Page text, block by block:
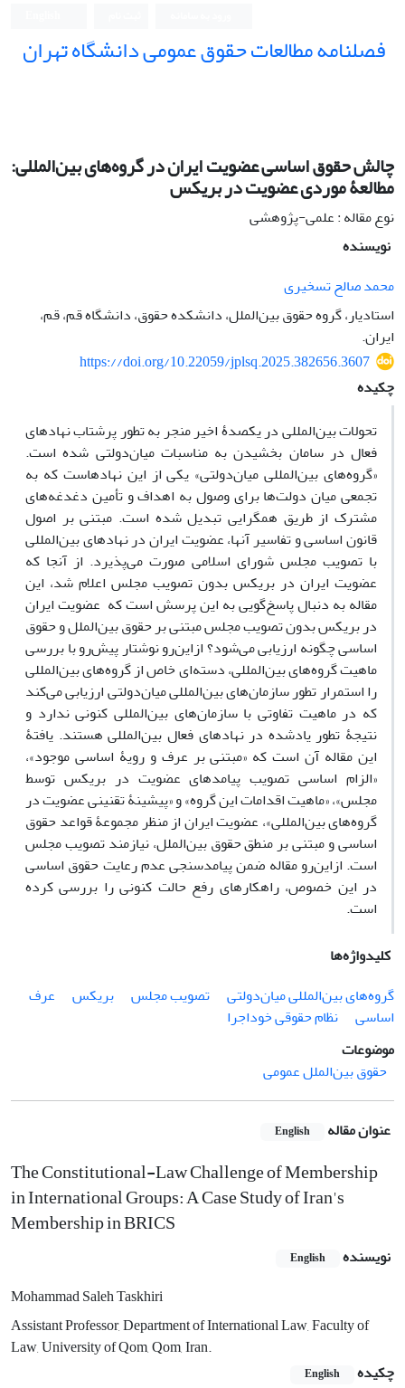
فصلنامه مطالعات حقوق عمومی دانشگاه تهران
چالش حقوق‌ اساسی عضویت ایران در گروه‌های بین‌المللی:
مطالعۀ موردی عضویت در بریکس
نوع مقاله : علمی-پژوهشی
نویسنده
محمد صالح تسخیری
استادیار، گروه حقوق بین‌الملل، دانشکده حقوق، دانشگاه قم، قم،
ایران.
https://doi.org/10.22059/jplsq.2025.382656.3607
چکیده
تحولات بین‌المللی در یکصدۀ اخیر منجر به تطور پرشتاب نهادهای
فعال در سامان بخشیدن به مناسبات میان‌دولتی شده است.
«گروه‌های بین‌المللی میان‌دولتی» یکی از این نهادهاست که به
تجمعی میان‌ دولت‌ها برای وصول به اهداف و تأمین دغدغه‌های
مشترک از طریق همگرایی تبدیل شده است. مبتنی بر اصول
قانون اساسی و تفاسیر آنها، عضویت ایران در نهادهای بین‌المللی
با تصویب مجلس شورای اسلامی صورت می‌پذیرد. از آنجا که
عضویت ایران در بریکس بدون تصویب مجلس اعلام شد، این
مقاله به دنبال پاسخ‌گویی به این پرسش است که عضویت ایران
در بریکس بدون تصویب مجلس مبتنی بر حقوق بین‌الملل و حقوق
اساسی چگونه ارزیابی می‌شود؟ ازاین‌رو نوشتار پیش‌رو با بررسی
ماهیت گروه‌های بین‌‌المللی، دسته‌ای خاص از گروه‌های بین‌المللی
را استمرار تطور سازمان‌های بین‌المللی میان‌دولتی ارزیابی می‌کند
که در ماهیت تفاوتی با سازمان‌های بین‌المللی کنونی ندارد و
نتیجۀ تطور یادشده در نهادهای فعال بین‌‌المللی هستند. یافتۀ
این مقاله آن است که «مبتنی بر عرف و رویۀ اساسی موجود»،
«الزام اساسی تصویب پیامدهای عضویت در بریکس توسط
مجلس»، «ماهیت اقدامات این گروه» و «پیشینۀ تقنینی عضویت در
گروه‌های بین‌المللی»، عضویت ایران از منظر مجموعۀ قواعد حقوق
اساسی و مبتنی بر منطق حقوق بین‌الملل، نیازمند تصویب مجلس
است. ازاین‌رو مقاله ضمن پیامدسنجی عدم رعایت حقوق اساسی
در این خصوص، راهکارهای رفع حالت کنونی را بررسی کرده
است.
کلیدواژه‌ها
گروه‌های بین‌المللی میان‌دولتی
تصویب مجلس بریکس
عرف
اساسی
نظام حقوقی خوداجرا
موضوعات
حقوق بین‌الملل عمومی
عنوان مقاله English
The Constitutional-Law Challenge of Membership
in International Groups: A Case Study of Iran's
Membership in BRICS
نویسنده English
Mohammad Saleh Taskhiri
Assistant Professor, Department of International Law, Faculty of
Law, University of Qom, Qom, Iran.
چکیده
English